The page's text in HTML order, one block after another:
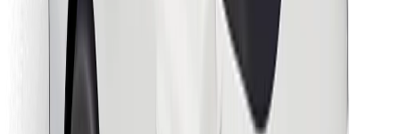
Pour les livreurs
Bolt Food
Pour les propriétaires de flotte
Pour les restaurants